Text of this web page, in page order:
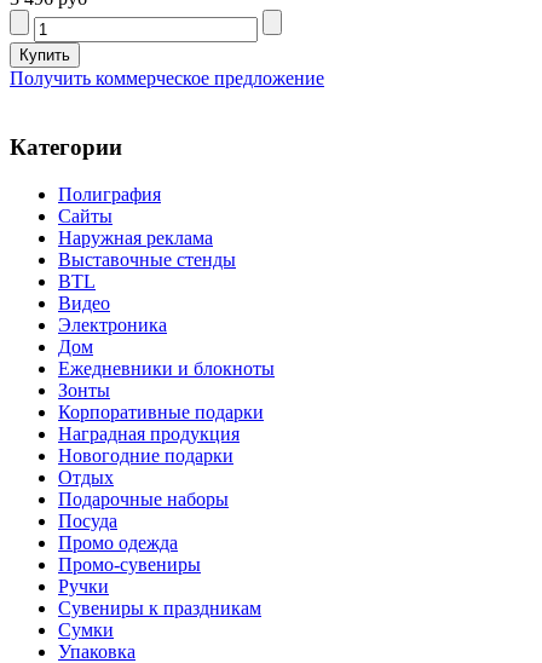
Получить коммерческое предложение
Категории
Полиграфия
Сайты
Наружная реклама
Выставочные стенды
BTL
Видео
Электроника
Дом
Ежедневники и блокноты
Зонты
Корпоративные подарки
Наградная продукция
Новогодние подарки
Отдых
Подарочные наборы
Посуда
Промо одежда
Промо-сувениры
Ручки
Сувениры к праздникам
Сумки
Упаковка